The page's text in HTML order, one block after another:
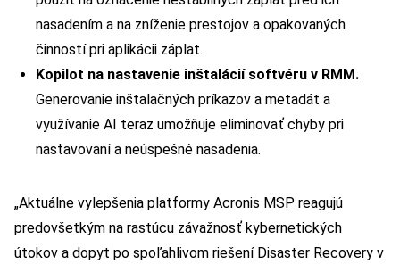
nasadením a na zníženie prestojov a opakovaných
činností pri aplikácii záplat.
Kopilot na nastavenie inštalácií softvéru v RMM.
Generovanie inštalačných príkazov a metadát a
využívanie AI teraz umožňuje eliminovať chyby pri
nastavovaní a neúspešné nasadenia.
„Aktuálne vylepšenia platformy Acronis MSP reagujú
predovšetkým na rastúcu závažnosť kybernetických
útokov a dopyt po spoľahlivom riešení Disaster Recovery v